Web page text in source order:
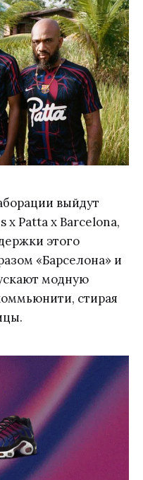
выйдут
x Patta x Barcelona,
этого
«Барселона» и
модную
стирая